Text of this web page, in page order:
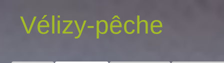
Vélizy-pêche